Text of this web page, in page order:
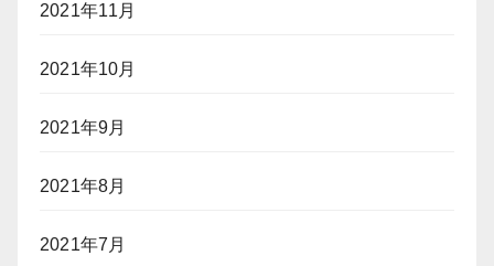
2021年11月
2021年10月
2021年9月
2021年8月
2021年7月